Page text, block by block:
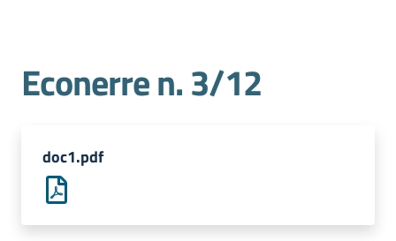
Studi
al
Econerre n. 3/12
doc1.pdf